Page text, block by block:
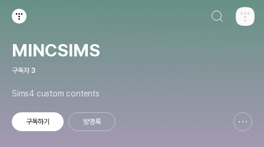
MINCSIMS
구독자 3
Sims4 custom contents
구독하기 방명록